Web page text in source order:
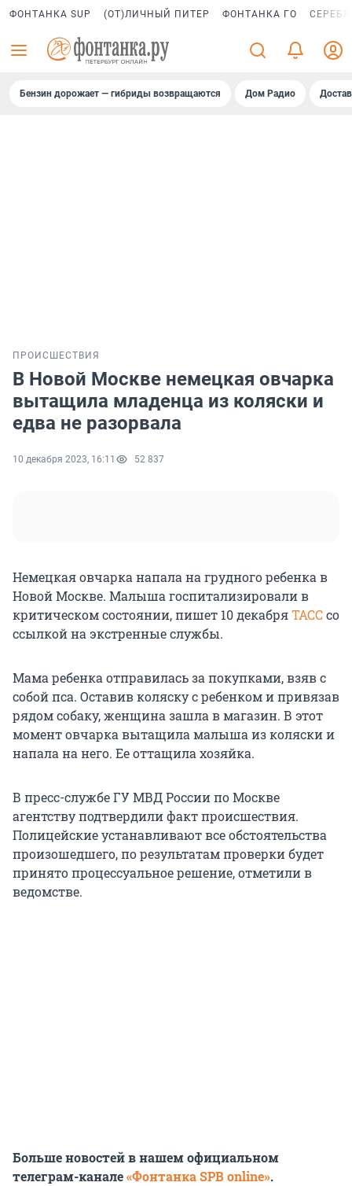
ФОНТАНКА SUP (ОТ)ЛИЧНЫЙ ПИТЕР ФОНТАНКА ГО
Бензин дорожает — гибриды возвращаются Дом Радио
ПРОИСШЕСТВИЯ
В Новой Москве немецкая овчарка
вытащила младенца из коляски и
едва не разорвала
10 декабря 2023, 16:11 52 837
Немецкая овчарка напала на грудного ребенка в
Новой Москве. Малыша госпитализировали в
критическом состоянии, пишет 10 декабряТАССсо
ссылкой на экстренные службы.
Мама ребенка отправилась за покупками, взяв с
собой пса. Оставив коляску с ребенком и привязав
рядом собаку, женщина зашла в магазин. В этот
момент овчарка вытащила малыша из коляски и
напала на него. Ее оттащила хозяйка.
В пресс-службе ГУ МВД России по Москве
агентству подтвердили факт происшествия.
Полицейские устанавливают все обстоятельства
произошедшего, по результатам проверки будет
принято процессуальное решение, отметили в
ведомстве.
Больше новостей в нашем официальном
телеграм-канале«Фонтанка SPB online».